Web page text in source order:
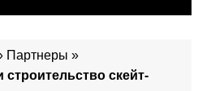
Партнеры »
строительство скейт-